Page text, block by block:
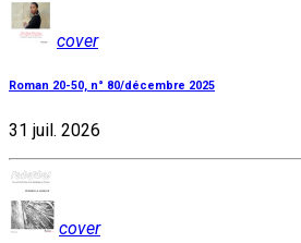
cover
Roman 20-50, n° 80/décembre 2025
31 juil. 2026
cover